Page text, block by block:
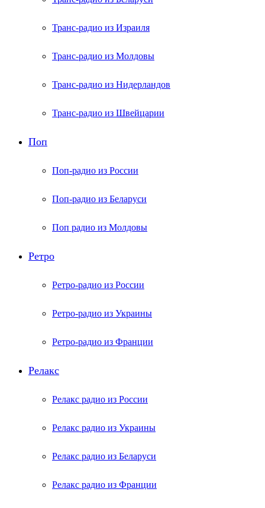
Транс-радио из Израиля
Транс-радио из Молдовы
Транс-радио из Нидерландов
Транс-радио из Швейцарии
Поп
Поп-радио из России
Поп-радио из Беларуси
Поп радио из Молдовы
Ретро
Ретро-радио из России
Ретро-радио из Украины
Ретро-радио из Франции
Релакс
Релакс радио из России
Релакс радио из Украины
Релакс радио из Беларуси
Релакс радио из Франции